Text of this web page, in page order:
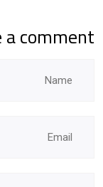
a comment